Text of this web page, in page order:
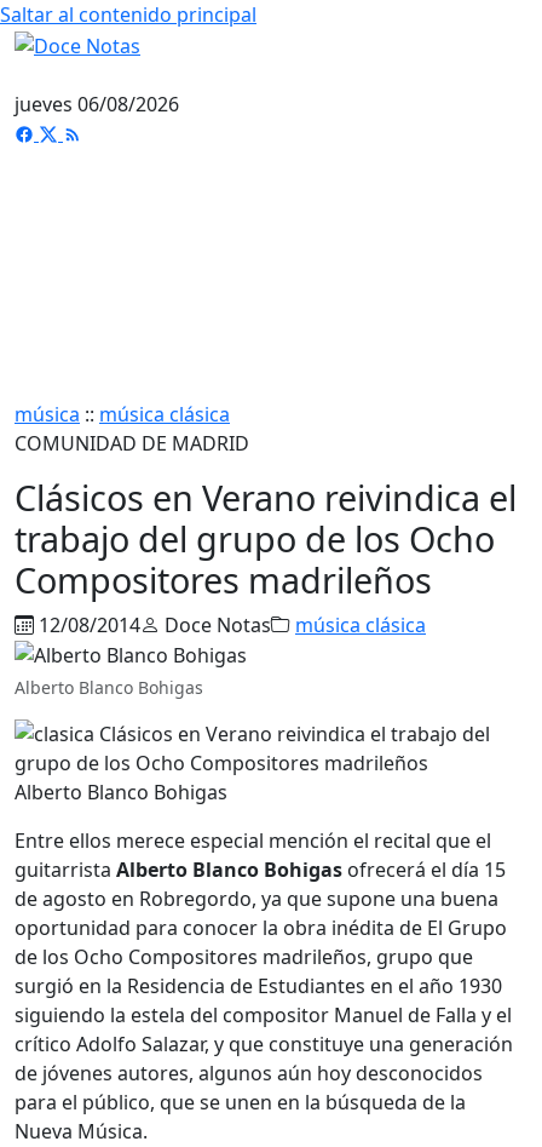
Saltar al contenido principal
jueves 06/08/2026
música :: música clásica
COMUNIDAD DE MADRID
Clásicos en Verano reivindica el
trabajo del grupo de los Ocho
Compositores madrileños
12/08/2014 Doce Notas música clásica
Alberto Blanco Bohigas
Alberto Blanco Bohigas
Entre ellos merece especial mención el recital que el
guitarrista Alberto Blanco Bohigas ofrecerá el día 15
de agosto en Robregordo, ya que supone una buena
oportunidad para conocer la obra inédita de El Grupo
de los Ocho Compositores madrileños, grupo que
surgió en la Residencia de Estudiantes en el año 1930
siguiendo la estela del compositor Manuel de Falla y el
crítico Adolfo Salazar, y que constituye una generación
de jóvenes autores, algunos aún hoy desconocidos
para el público, que se unen en la búsqueda de la
Nueva Música.